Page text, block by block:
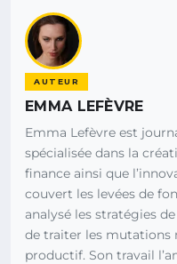
AUTEUR
EMMA LEFÈVRE
Emma Lefèvre est
spécialisée dans la
finance ainsi que
couvert les levées de
analysé les stratégies
de traiter les mutations
productif. Son travail